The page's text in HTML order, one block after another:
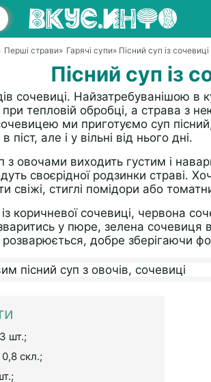
Перші страви» Гарячі супи» Пісний суп із сочевиці
Пісний суп із
сочевиці. Найзатребуванішою в
тепловій обробці, а страва з
ми приготуємо суп
піст, але і у вільні від нього дні.
з овочами виходить густим і
своєрідної родзинки страві.
свіжі, стиглі помідори або
коричневої сочевиці, червона
у пюре, зелена сочевиця
добре зберігаючи
шт.;
cкл.;